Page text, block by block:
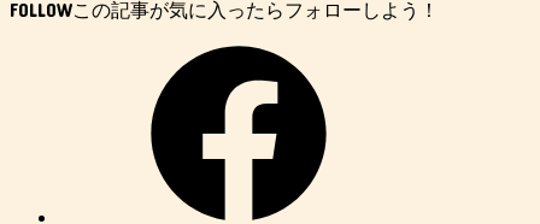
FOLLOW